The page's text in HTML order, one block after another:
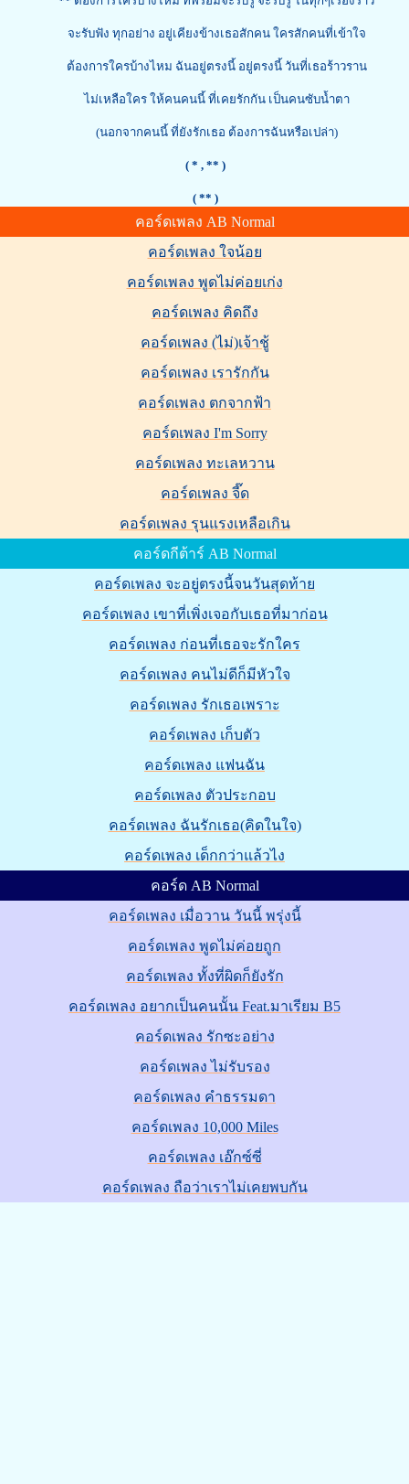
จะรับฟัง ทุกอย่าง อยู่เคียงข้างเธอสักคน ใครสักคนที่เข้าใจ
ต้องการใครบ้างไหม ฉันอยู่ตรงนี้ อยู่ตรงนี้ วันที่เธอร้าวราน
ไม่เหลือใคร ให้คนคนนี้ ที่เคยรักกัน เป็นคนซับน้ำตา
(นอกจากคนนี้ ที่ยังรักเธอ ต้องการฉันหรือเปล่า)
( * , ** )
( ** )
คอร์ดเพลง AB Normal
คอร์ดเพลง ใจน้อย
คอร์ดเพลง พูดไม่ค่อยเก่ง
คอร์ดเพลง คิดถึง
คอร์ดเพลง (ไม่)เจ้าชู้
คอร์ดเพลง เรารักกัน
คอร์ดเพลง ตกจากฟ้า
คอร์ดเพลง I'm Sorry
คอร์ดเพลง ทะเลหวาน
คอร์ดเพลง จี๊ด
คอร์ดเพลง รุนแรงเหลือเกิน
คอร์ดกีต้าร์ AB Normal
คอร์ดเพลง จะอยู่ตรงนี้จนวันสุดท้าย
คอร์ดเพลง เขาที่เพิ่งเจอกับเธอที่มาก่อน
คอร์ดเพลง ก่อนที่เธอจะรักใคร
คอร์ดเพลง คนไม่ดีก็มีหัวใจ
คอร์ดเพลง รักเธอเพราะ
คอร์ดเพลง เก็บตัว
คอร์ดเพลง แฟนฉัน
คอร์ดเพลง ตัวประกอบ
คอร์ดเพลง ฉันรักเธอ(คิดในใจ)
คอร์ดเพลง เด็กกว่าแล้วไง
คอร์ด AB Normal
คอร์ดเพลง เมื่อวาน วันนี้ พรุ่งนี้
คอร์ดเพลง พูดไม่ค่อยถูก
คอร์ดเพลง ทั้งที่ผิดก็ยังรัก
คอร์ดเพลง อยากเป็นคนนั้น Feat.มาเรียม B5
คอร์ดเพลง รักซะอย่าง
คอร์ดเพลง ไม่รับรอง
คอร์ดเพลง คำธรรมดา
คอร์ดเพลง 10,000 Miles
คอร์ดเพลง เอ๊กซ์ซี่
คอร์ดเพลง ถือว่าเราไม่เคยพบกัน